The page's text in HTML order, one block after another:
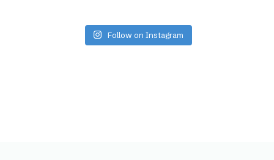
Follow on Instagram